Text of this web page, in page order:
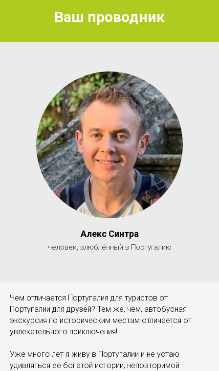
Ваш проводник
Алекс Синтра
человек, влюблённый в Португалию
Чем отличается Португалия для туристов от
Португалии для друзей? Тем же, чем, автобусная
экскурсия по историческим местам отличается от
увлекательного приключения!
Уже много лет я живу в Португалии и не устаю
удивляться ее богатой истории, неповторимой